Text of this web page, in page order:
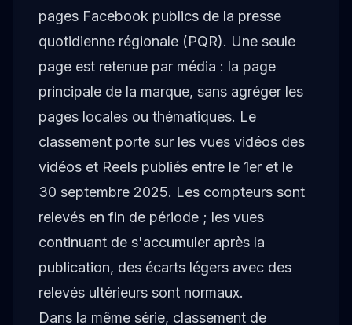
pages Facebook publics de la presse
quotidienne régionale (PQR). Une seule
page est retenue par média : la page
principale de la marque, sans agréger les
pages locales ou thématiques. Le
classement porte sur les vues vidéos des
vidéos et Reels publiés entre le 1er et le
30 septembre 2025. Les compteurs sont
relevés en fin de période ; les vues
continuant de s'accumuler après la
publication, des écarts légers avec des
relevés ultérieurs sont normaux.
Dans la même série, classement de